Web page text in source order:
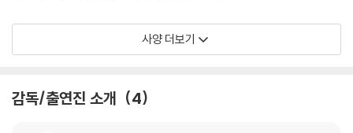
에 의한 교환/반품은 불가합니다.
5) 아웃케이스/구성품/포장 상태 불량에 의한 교환/반품 신청시 불량 확
Blu-ray.
- 본편 오디오 : Dolby Atmos-TrueHD: 영어, 프랑스어, Dolby Digita
란드어, 광둥어, 중국어, 체코어
사양 더보기
감독/출연진 소개 4